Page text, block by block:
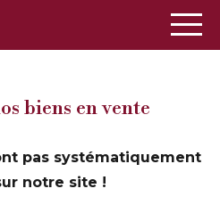
biens en vente
pas systématiquement
notre site !